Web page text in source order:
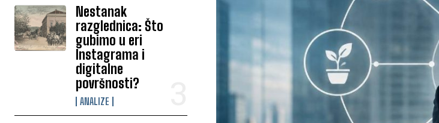
Nestanak
razglednica: Što
gubimo u eri
Instagrama i
digitalne
površnosti?
ANALIZE